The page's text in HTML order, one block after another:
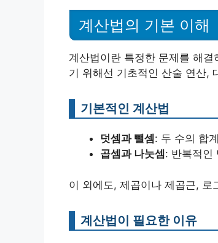
계산법의 기본 이해
계산법이란 특정한 문제를 해
기 위해선 기초적인 산술 연산,
기본적인 계산법
덧셈과 뺄셈 : 두 수의 합
곱셈과 나눗셈 : 반복적인
이 외에도, 제곱이나 제곱근, 로
계산법이 필요한 이유